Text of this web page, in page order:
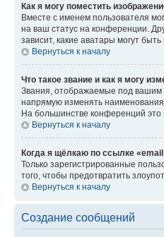
Как я могу поместить
Вместе с именем пользователя
на ваш статус на конференции.
зависит, какие аватары могут
Вернуться к началу
Что такое звание и как я могу
Звания, отображаемые под вашим
напрямую изменять
На большинстве конференций это
Вернуться к началу
Когда я щёлкаю по ссылке
Только зарегистрированные
того, чтобы предотвратить
Вернуться к началу
Создание сообщений